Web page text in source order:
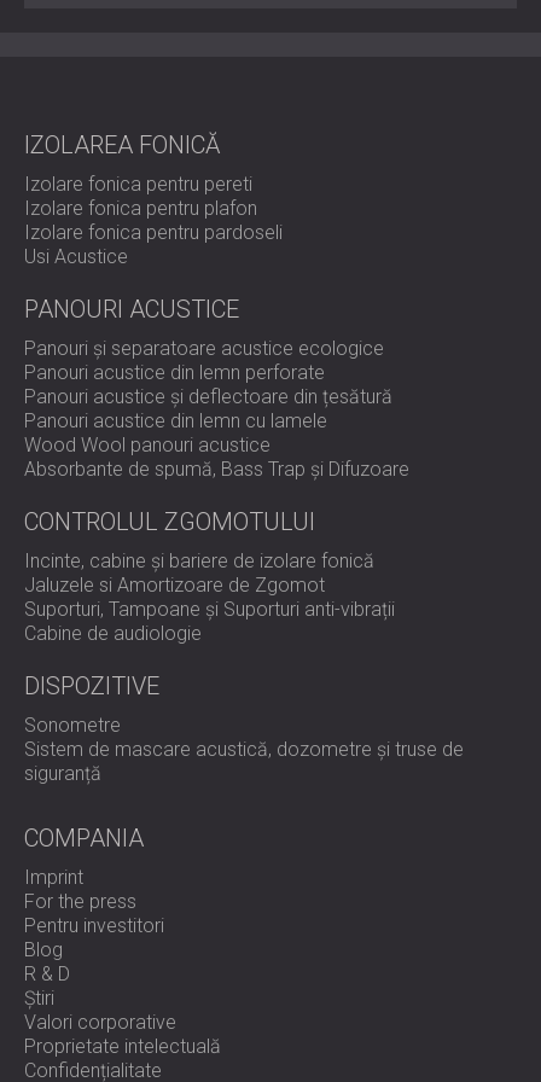
Forma sa triunghiulară și textura pâslă se combină pentru
a oferi o absorbție eficientă a sunetului, adăugând în
același timp o dimensiune sculpturală pereților și
tavanelor.
Contactați DECIBEL astăzi
IZOLAREA FONICĂ
Izolare fonica pentru pereti
Izolare fonica pentru plafon
Izolare fonica pentru pardoseli
Usi Acustice
PANOURI ACUSTICE
Panouri și separatoare acustice ecologice
Panouri acustice din lemn perforate
Panouri acustice și deflectoare din țesătură
Panouri acustice din lemn cu lamele
Wood Wool panouri acustice
Absorbante de spumă, Bass Trap și Difuzoare
CONTROLUL ZGOMOTULUI
Incinte, cabine și bariere de izolare fonică
Jaluzele si Amortizoare de Zgomot
Suporturi, Tampoane și Suporturi anti-vibrații
Cabine de audiologie
DISPOZITIVE
Sonometre
Sistem de mascare acustică, dozometre și truse de
siguranță
COMPANIA
Imprint
For the press
Pentru investitori
Blog
R & D
Știri
Valori corporative
Proprietate intelectuală
Confidențialitate